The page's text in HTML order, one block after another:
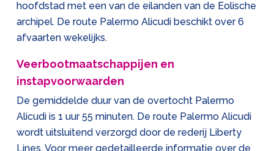
hoofdstad met een van de eilanden van de Eolische
archipel. De route Palermo Alicudi beschikt over 6
afvaarten wekelijks.
Veerbootmaatschappijen en
instapvoorwaarden
De gemiddelde duur van de overtocht Palermo
Alicudi is 1 uur 55 minuten. De route Palermo Alicudi
wordt uitsluitend verzorgd door de rederij Liberty
Lines. Voor meer gedetailleerde informatie over de